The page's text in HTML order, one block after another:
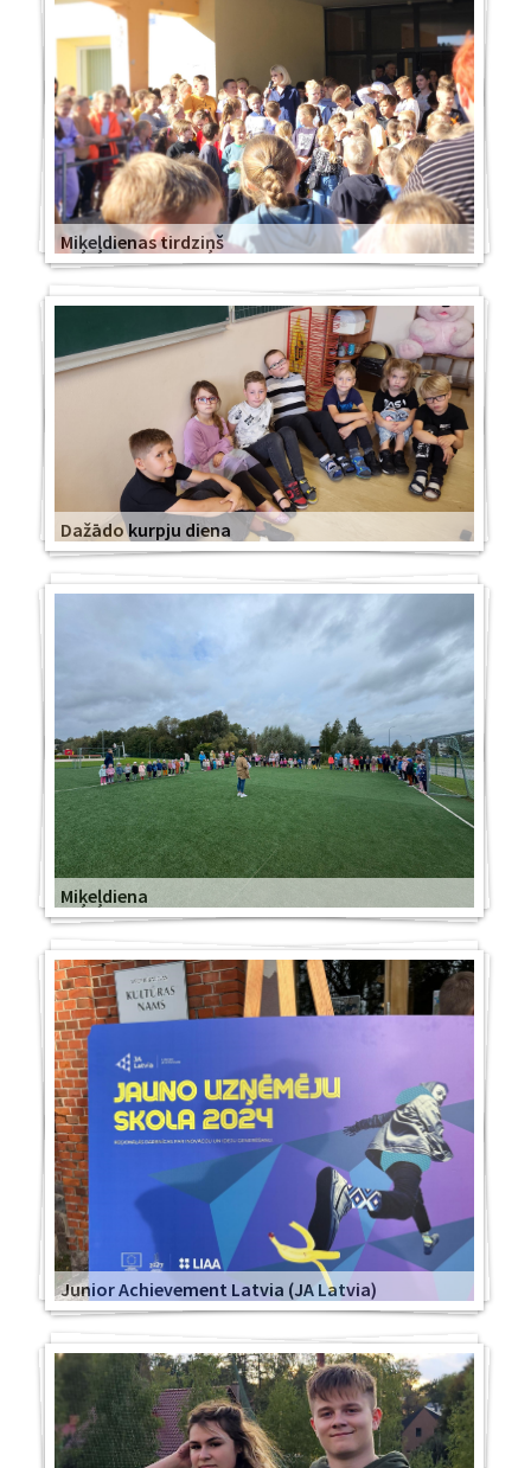
Miķeļdienas tirdziņš
Dažādo kurpju diena
Miķeļdiena
Junior Achievement Latvia (JA Latvia)